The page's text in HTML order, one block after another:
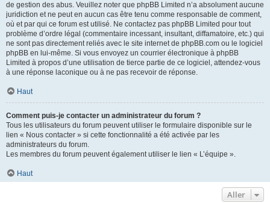
de gestion des abus. Veuillez noter que phpBB Limited n’a absolument aucune
juridiction et ne peut en aucun cas être tenu comme responsable de comment,
où et par qui ce forum est utilisé. Ne contactez pas phpBB Limited pour tout
problème d’ordre légal (commentaire incessant, insultant, diffamatoire, etc.) qui
ne sont pas directement reliés avec le site internet de phpBB.com ou le logiciel
phpBB en lui-même. Si vous envoyez un courrier électronique à phpBB
Limited à propos d’une utilisation de tierce partie de ce logiciel, attendez-vous
à une réponse laconique ou à ne pas recevoir de réponse.
Haut
Comment puis-je contacter un administrateur du forum ?
Tous les utilisateurs du forum peuvent utiliser le formulaire disponible sur le
lien « Nous contacter » si cette fonctionnalité a été activée par les
administrateurs du forum.
Les membres du forum peuvent également utiliser le lien « L’équipe ».
Haut
Aller